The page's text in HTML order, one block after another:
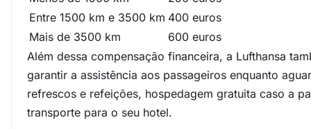
Entre 1500 km e 3500 km 400 euros
Mais de 3500 km
600 euros
Além dessa compensação financeira, a Lufthansa
garantir a assistência aos passageiros enquanto
refrescos e refeições, hospedagem gratuita caso a
transporte para o seu hotel.